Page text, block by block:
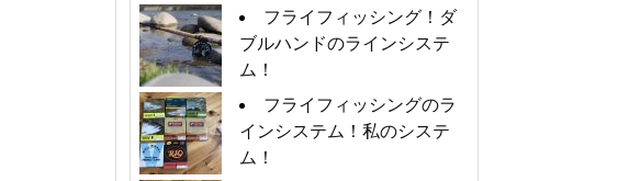
フライフィッシング！ダ
ブルハンドのラインシステ
ム！
フライフィッシングのラ
インシステム！私のシステ
ム！